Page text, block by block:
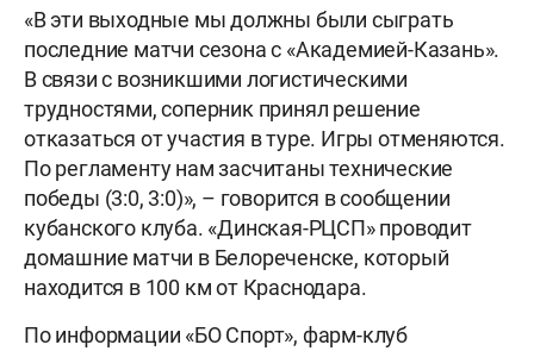
«В эти выходные мы должны были сыграть
последние матчи сезона с «Академией-Казань».
В связи с возникшими логистическими
трудностями, соперник принял решение
отказаться от участия в туре. Игры отменяются.
По регламенту нам засчитаны технические
победы (3:0, 3:0)», – говорится в сообщении
кубанского клуба. «Динская-РЦСП» проводит
домашние матчи в Белореченске, который
находится в 100 км от Краснодара.
По информации «БО Спорт», фарм-клуб